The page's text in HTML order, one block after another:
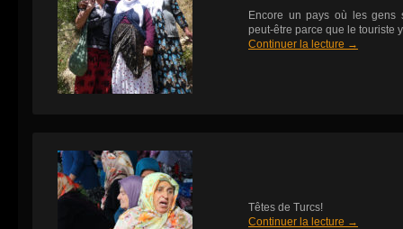
Encore un pays où les gens
peut-être parce que le touriste
Continuer la lecture →
Têtes de Turcs!
Continuer la lecture →